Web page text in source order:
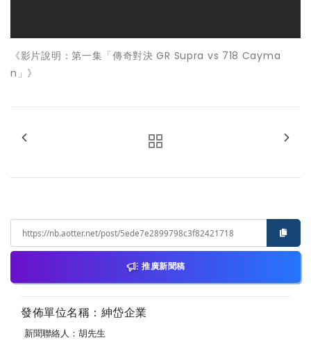
《影片說明：第一集「傳奇對決 GR Supra vs 718 Cayma
n」》
推廣新聞稿
發佈單位名稱：紳岱企業
新聞聯絡人：胡先生